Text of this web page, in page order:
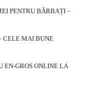
PENTRU BĂRBAȚI –
CELE MAI BUNE
EN-GROS ONLINE LA